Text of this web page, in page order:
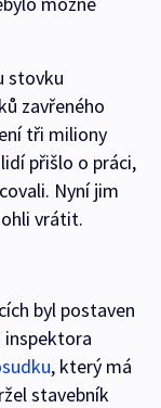
stovku
zavřeného
tři miliony
přišlo o práci,
Nyní jim
vrátit.
byl postaven
, který má
stavebník